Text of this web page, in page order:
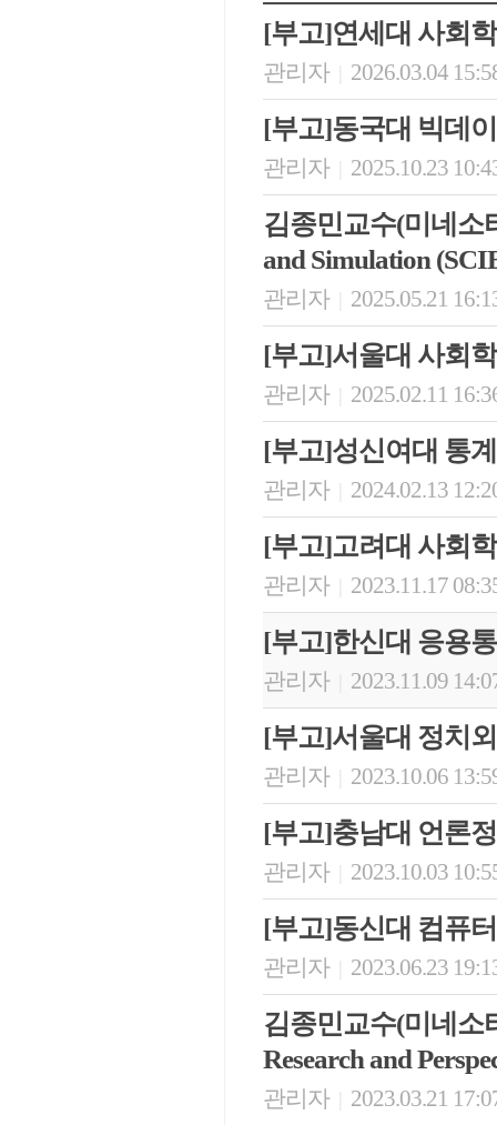
[부고]연세대 사회
관리자 2026.03.04
[부고]동국대 빅데
관리자 2025.10.23
김종민교수(미네소
and Simulation
관리자 2025.05.21
[부고]서울대 사회
관리자 2025.02.11
[부고]성신여대 통
관리자 2024.02.13
[부고]고려대 사회
관리자 2023.11.17
[부고]한신대 응용
관리자 2023.11.09
[부고]서울대 정치
관리자 2023.10.06
[부고]충남대 언론
관리자 2023.10.03
[부고]동신대 컴퓨
관리자 2023.06.23
김종민교수(미네소
Research and
관리자 2023.03.21